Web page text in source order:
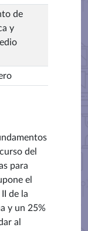
de
y
del
para
el
de la
y un 25%
al